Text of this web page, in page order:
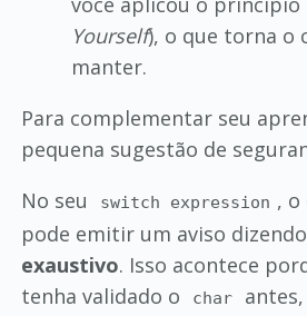
Yourself), o que torna o
manter.
Para complementar seu
pequena sugestão de
No seu
switch expression , o
pode emitir um aviso
exaustivo. Isso acontece
tenha validado o
char